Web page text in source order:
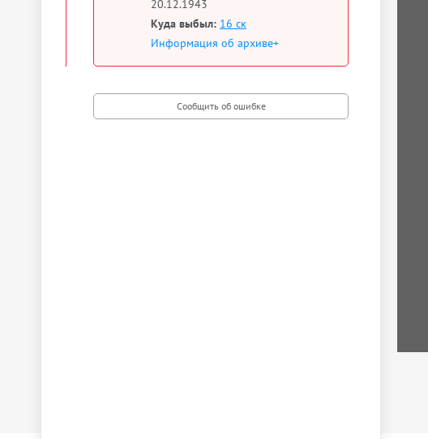
20.12.1943
Куда выбыл: 16 ск
Информация об архиве+